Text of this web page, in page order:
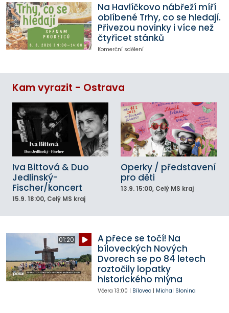
Na Havlíčkovo nábřeží míří
oblíbené Trhy, co se hledají.
Přivezou novinky i více než
čtyřicet stánků
Komerční sdělení
Kam vyrazit - Ostrava
Iva Bittová & Duo
Jedlinský-
Fischer/koncert
15.9. 18:00, Celý MS kraj
Operky / představení
pro děti
13.9. 15:00, Celý MS kraj
01:20
A přece se točí! Na
bíloveckých Nových
Dvorech se po 84 letech
roztočily lopatky
historického mlýna
Včera 13:00 | Bílovec| Michal Slonina